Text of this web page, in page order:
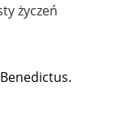
życzeń